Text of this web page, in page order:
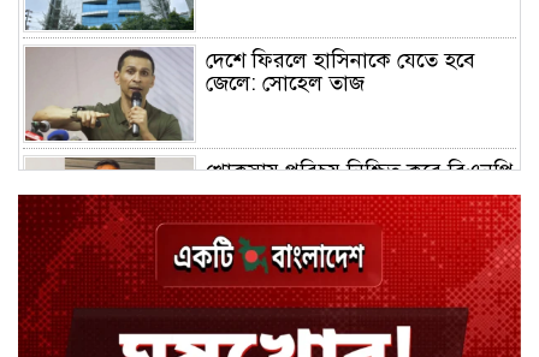
দেশে ফিরলে হাসিনাকে যেতে হবে
জেলে: সোহেল তাজ
খোকসায় পরিচয় নিশ্চিত করে বিএনপি
নেতার ওপর হামলা
শেখ পরিবারের সবাই নিরাপদে বাইরে,
কারাগারে দলের কর্মীরা